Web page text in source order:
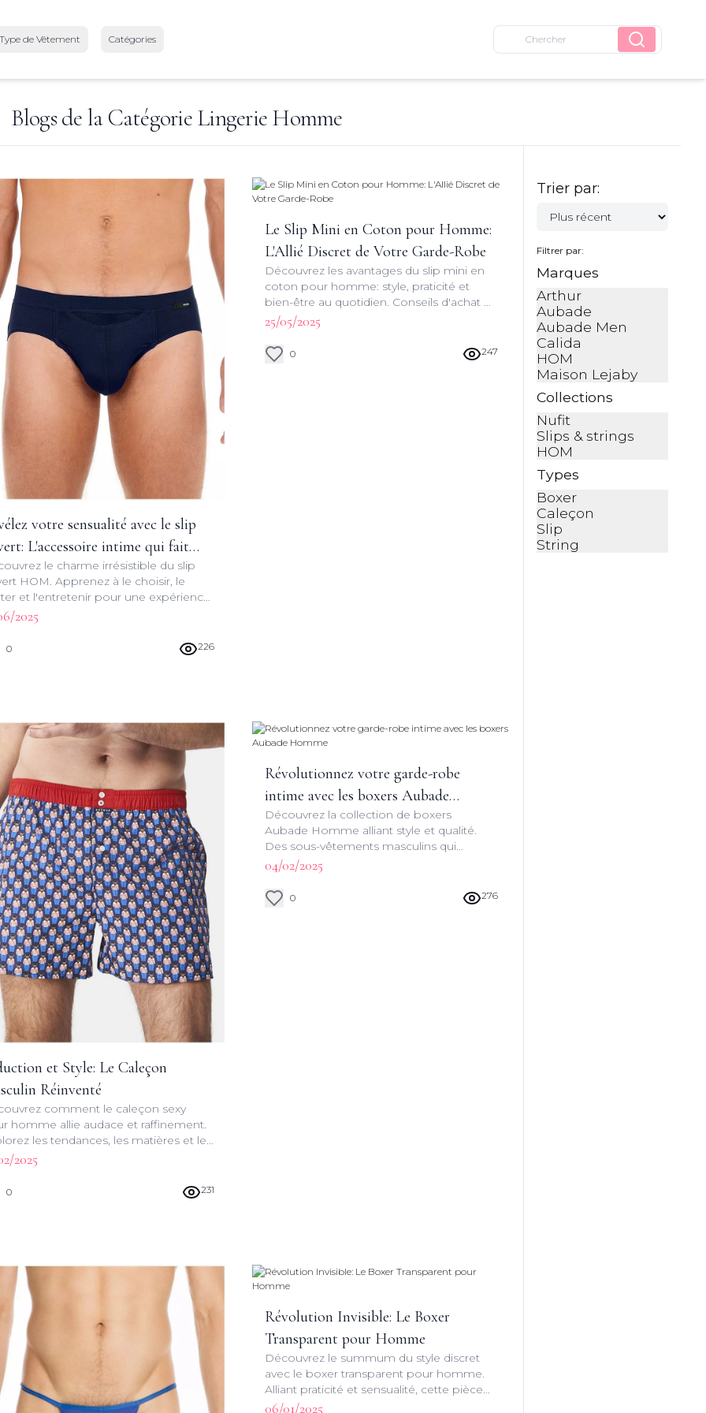
Type de Vêtement Catégories
Blogs de la CatégorieLingerie Homme
votre sensualité avec le slip
L'accessoire intime qui fait
le charme irrésistible du slip
HOM. Apprenez à le choisir, le
et l'entretenir pour une expérience
incomparable. Osez la séduction !
2025
0 226
Le Slip Mini en Coton pour Homme:
L'Allié Discret de Votre Garde-Robe
Découvrez les avantages du slip mini en
coton pour homme: style, praticité et
bien-être au quotidien. Conseils d'achat et
d'entretien pour une lingerie masculine
parfaite.
25/05/2025
0 247
et Style: Le Caleçon
Réinventé
comment le caleçon sexy
homme allie audace et raffinement.
les tendances, les matières et les
qui redéfinissent le sous-
masculin moderne.
2025
0 231
Révolutionnez votre garde-robe
intime avec les boxers Aubade
Homme
Découvrez la collection de boxers
Aubade Homme alliant style et qualité.
Des sous-vêtements masculins qui
redéfinissent le confort et l'esthétique
pour le quotidien.
04/02/2025
0 276
Révolution Invisible: Le Boxer
Transparent pour Homme
Découvrez le summum du style discret
avec le boxer transparent pour homme.
Alliant praticité et sensualité, cette pièce
de lingerie masculine redéfinit les codes
06/01/2025
Trier par:
Filtrer par:
Marques
Arthur
Aubade
Aubade Men
Calida
HOM
Maison Lejaby
Collections
Nufit
Slips & strings
HOM
Types
Boxer
Caleçon
Slip
String